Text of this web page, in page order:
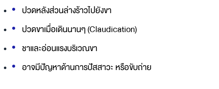
ปวดหลังส่วนล่างร้าวไปยังขา
ปวดขาเมื่อเดินนานๆ (Claudication)
ชาและอ่อนแรงบริเวณขา
อาจมีปัญหาด้านการปัสสาวะ หรือขับถ่าย